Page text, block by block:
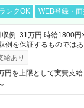
ンクOK WEB登録・
例 31万円 時給1800円
を保証するものではあ
給あり
円を上限として実費支給